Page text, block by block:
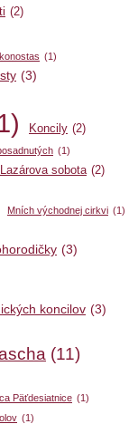
(2)
(1)
(3)
Koncily (2)
(1)
Lazárova sobota (2)
Mních východnej cirkvi (1)
(3)
koncilov (3)
(11)
Päťdesiatnice (1)
(1)